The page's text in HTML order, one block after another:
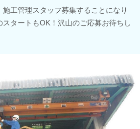
工管理スタッフ募集することになり
スタートもOK！沢山のご応募お待ちし